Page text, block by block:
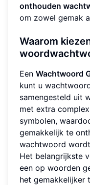
onthouden
om zowel gemak
Waarom
Een Wachtwoord
kunt u
samengesteld uit
met extra
symbolen,
gemakkelijk te
wachtwoord
Het belangrijkste
een op woorden
het gemakkelijker